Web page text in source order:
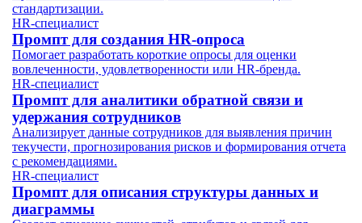
стандартизации.
HR-специалист
Промпт для создания HR-опроса
Помогает разработать короткие опросы для оценки
вовлеченности, удовлетворенности или HR-бренда.
HR-специалист
Промпт для аналитики обратной связи и
удержания сотрудников
Анализирует данные сотрудников для выявления причин
текучести, прогнозирования рисков и формирования отчета
с рекомендациями.
HR-специалист
Промпт для описания структуры данных и
диаграммы